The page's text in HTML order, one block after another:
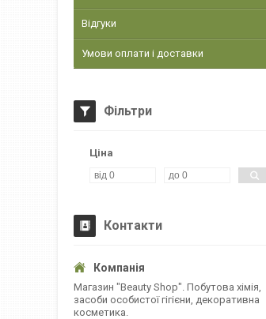
Відгуки
Умови оплати і доставки
Фільтри
Ціна
Контакти
Магазин "Beauty Shop". Побутова хімія,
засоби особистої гігієни, декоративна
косметика.